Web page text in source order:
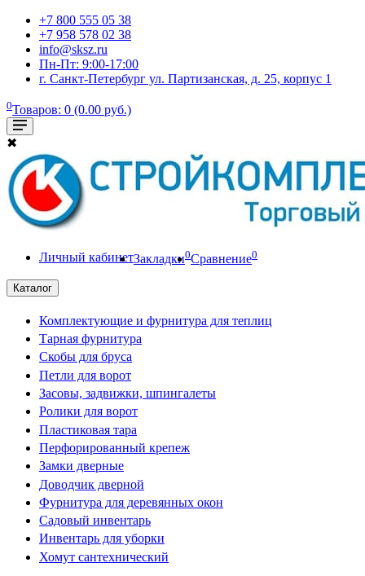
+7 800 555 05 38
+7 958 578 02 38
info@sksz.ru
Пн-Пт: 9:00-17:00
г. Санкт-Петербург ул. Партизанская, д. 25, корпус 1
0Товаров: 0 (0.00 руб.)
✖
Личный кабинетЗакладки0Сравнение0
Каталог
Комплектующие и фурнитура для теплиц
Тарная фурнитура
Скобы для бруса
Петли для ворот
Засовы, задвижки, шпингалеты
Ролики для ворот
Пластиковая тара
Перфорированный крепеж
Замки дверные
Доводчик дверной
Фурнитура для деревянных окон
Садовый инвентарь
Инвентарь для уборки
Хомут сантехнический